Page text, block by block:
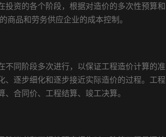
资的各个阶段，根据对造价的多次性预算和
品和劳务供应企业的成本控制。
同阶段多次进行，以保证工程造价计算的准
逐步细化和逐步接近实际造价的过程。工程
合同价、工程结算、竣工决算。